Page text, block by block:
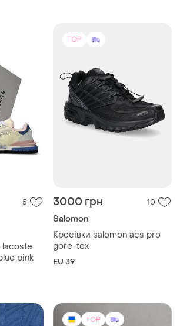
5
lacoste
pink
TOP
3000 грн 10
Salomon
Кросівки salomon acs pro
gore-tex
EU 39
TOP